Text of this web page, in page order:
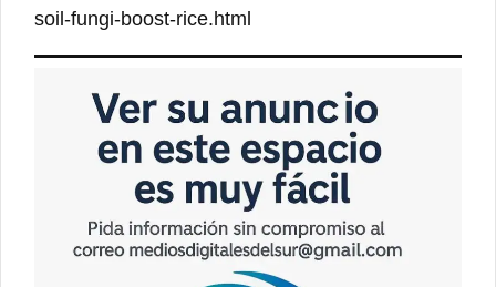
soil-fungi-boost-rice.html